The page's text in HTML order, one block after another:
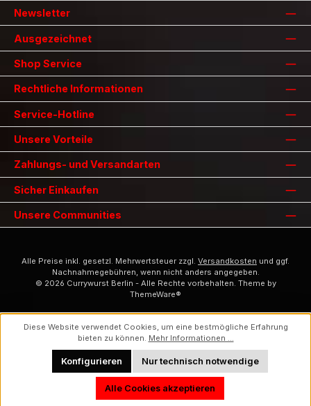
Newsletter
Ausgezeichnet
Shop Service
Rechtliche Informationen
Service-Hotline
Unsere Vorteile
Zahlungs- und Versandarten
Sicher Einkaufen
Unsere Communities
Alle Preise inkl. gesetzl. Mehrwertsteuer zzgl. Versandkosten und ggf.
Nachnahmegebühren, wenn nicht anders angegeben.
© 2026 Currywurst Berlin - Alle Rechte vorbehalten. Theme by
ThemeWare®
Diese Website verwendet Cookies, um eine bestmögliche Erfahrung
bieten zu können. Mehr Informationen ...
Nur technisch notwendige
Konfigurieren
Alle Cookies akzeptieren